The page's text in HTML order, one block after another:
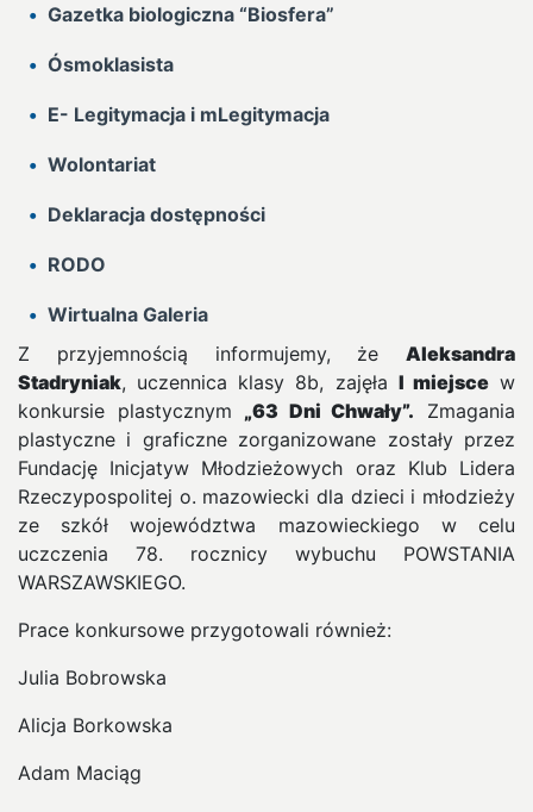
Gazetka biologiczna “Biosfera”
Ósmoklasista
E- Legitymacja i mLegitymacja
Wolontariat
Deklaracja dostępności
RODO
Wirtualna Galeria
Z przyjemnością informujemy, że Aleksandra
Stadryniak, uczennica klasy 8b, zajęła I miejscew
konkursie plastycznym „63 Dni Chwały”. Zmagania
plastyczne i graficzne zorganizowane zostały przez
Fundację Inicjatyw Młodzieżowych oraz Klub Lidera
Rzeczypospolitej o. mazowiecki dla dzieci i młodzieży
ze szkół województwa mazowieckiego w celu
uczczenia 78. rocznicy wybuchu POWSTANIA
WARSZAWSKIEGO.
Prace konkursowe przygotowali również:
Julia Bobrowska
Alicja Borkowska
Adam Maciąg